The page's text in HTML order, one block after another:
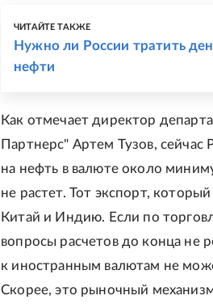
ЧИТАЙТЕ ТАКЖЕ
Нужно ли России тратить
нефти
Как отмечает директор
Партнерс" Артем Тузов,
на нефть в валюте около
не растет. Тот экспорт,
Китай и Индию. Если по
вопросы расчетов до конца не
к иностранным валютам не
Скорее, это рыночный